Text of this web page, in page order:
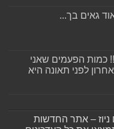
גאים בך...
כמות הפעמים שאני
לפני תאונה היא
– אתר החדשות